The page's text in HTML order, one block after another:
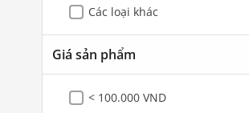
Các loại khác
Giá sản phẩm
< 100.000 VND